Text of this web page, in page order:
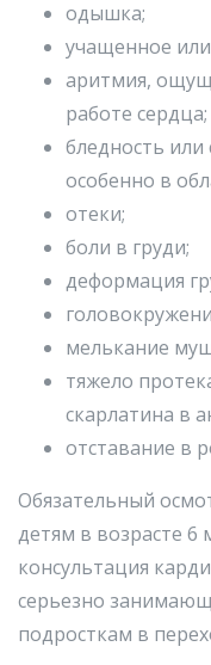
одышка;
учащенное
аритмия,
работе сердца;
бледность
особенно в
отеки;
боли в груди;
деформация
мелькание
тяжело
скарлатина в
отставание в
Обязательный
детям в возрасте 6
консультация
серьезно
подросткам в